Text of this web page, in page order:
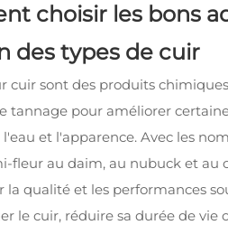
choisir les bons
des types de cuir
cuir sont des produits
tannage pour améliorer
l'eau et l'apparence. Avec les
fleur au daim, au nubuck et au
la qualité et les performances
le cuir, réduire sa durée de vie